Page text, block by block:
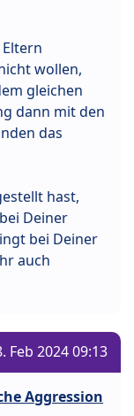
wollen,
gleichen
dann mit den
das
hast,
Deiner
bei Deiner
auch
Feb 2024 09:13
Aggression